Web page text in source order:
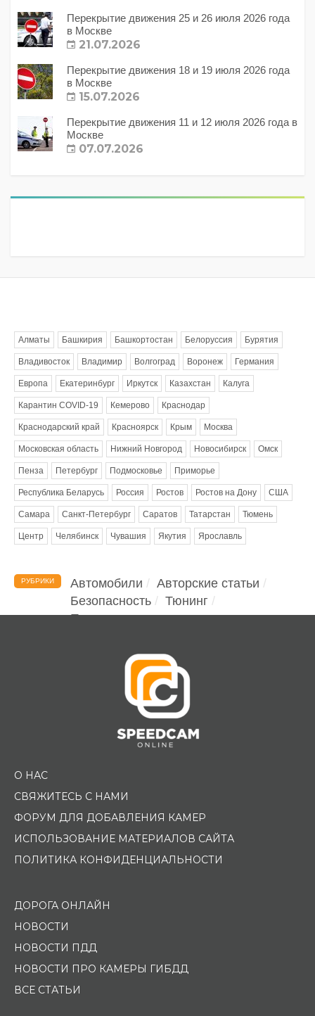
Перекрытие движения 25 и 26 июля 2026 года
в Москве
21.07.2026
Перекрытие движения 18 и 19 июля 2026 года
в Москве
15.07.2026
Перекрытие движения 11 и 12 июля 2026 года в
Москве
07.07.2026
Алматы Башкирия Башкортостан Белоруссия Бурятия
Владивосток Владимир Волгоград Воронеж Германия
Европа Екатеринбург Иркутск Казахстан Калуга
Карантин COVID-19 Кемерово Краснодар
Краснодарский край Красноярск Крым Москва
Московская область Нижний Новгород Новосибирск Омск
Пенза Петербург Подмосковье Приморье
Республика Беларусь Россия Ростов Ростов на Дону США
Самара Санкт-Петербург Саратов Татарстан Тюмень
Центр Челябинск Чувашия Якутия Ярославль
РУБРИКИ Автомобили
Авторские статьи
Безопасность
Тюнинг
Помощь водителю
О НАС
СВЯЖИТЕСЬ С НАМИ
ФОРУМ ДЛЯ ДОБАВЛЕНИЯ КАМЕР
ИСПОЛЬЗОВАНИЕ МАТЕРИАЛОВ САЙТА
ПОЛИТИКА КОНФИДЕНЦИАЛЬНОСТИ
ДОРОГА ОНЛАЙН
НОВОСТИ
НОВОСТИ ПДД
НОВОСТИ ПРО КАМЕРЫ ГИБДД
ВСЕ СТАТЬИ